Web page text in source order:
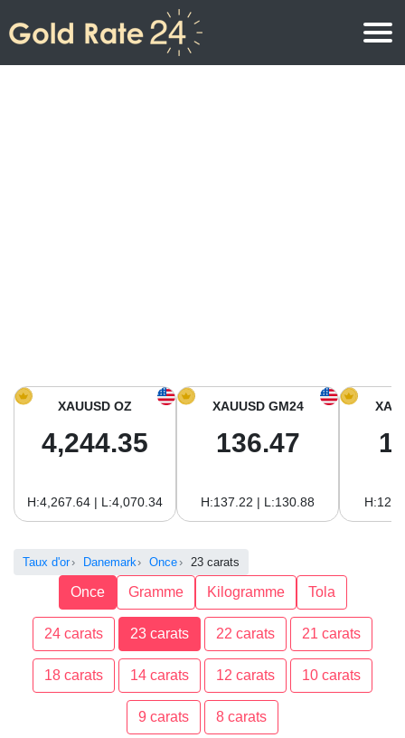
Prix de l’or aujourd’hui en Amérique du Sud
XAUUSD OZ
4,244.35
H:4,267.64 | L:4,070.34
XAUUSD GM24
136.47
H:137.22 | L:130.88
Taux d'or Danemark Once 23 carats
Once Gramme Kilogramme Tola
24 carats 23 carats 22 carats 21 carats
18 carats 14 carats 12 carats 10 carats
9 carats 8 carats